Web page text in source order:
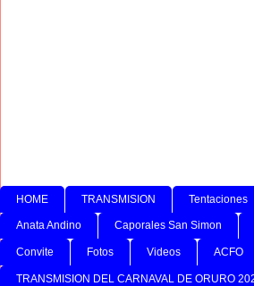
HOME TRANSMISION Tentaciones
Anata Andino Caporales San Simon
Convite Fotos Videos ACFO
TRANSMISION DEL CARNAVAL DE ORURO